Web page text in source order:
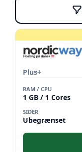
Plus+
RAM / CPU
1 GB / 1 Cores
SIDER
Ubegrænset